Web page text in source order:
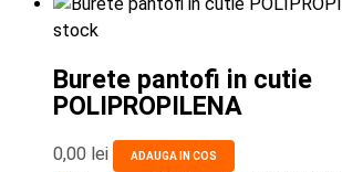
stock
Burete pantofi in cutie
POLIPROPILENA
0,00 lei ADAUGA IN COS